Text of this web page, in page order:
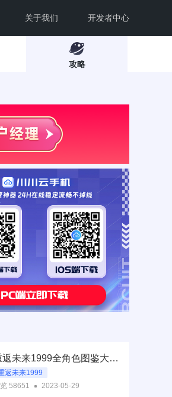
关于我们 开发者中心
攻略
重返未来1999全角色图鉴大全 人物强度节奏榜2023
返未来1999
返未来1999全角色
58651 2023-05-29